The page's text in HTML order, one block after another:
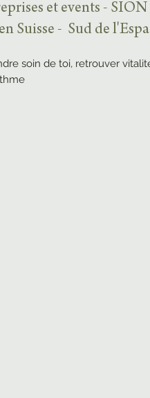
et events - SION
Suisse - Sud de
soin de toi, retrouver